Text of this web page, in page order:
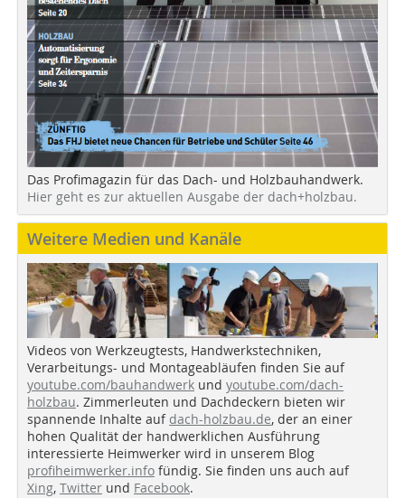
Das Profimagazin für das Dach- und Holzbauhandwerk.
Hier geht es zur aktuellen Ausgabe der dach+holzbau.
Weitere Medien und Kanäle
Videos von Werkzeugtests, Handwerkstechniken,
Verarbeitungs- und Montageabläufen finden Sie auf
youtube.com/bauhandwerk und youtube.com/dach-
holzbau. Zimmerleuten und Dachdeckern bieten wir
spannende Inhalte auf dach-holzbau.de, der an einer
hohen Qualität der handwerklichen Ausführung
interessierte Heimwerker wird in unserem Blog
profiheimwerker.info fündig. Sie finden uns auch auf
Xing, Twitter und Facebook.